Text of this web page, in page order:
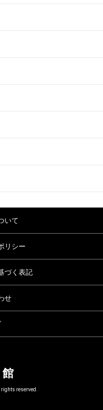
いて
リシー
づく表記
せ
reserved.